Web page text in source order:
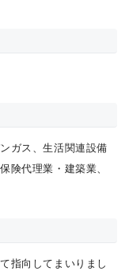
ガス、生活関連設備
険代理業・建築業、
指向してまいりまし